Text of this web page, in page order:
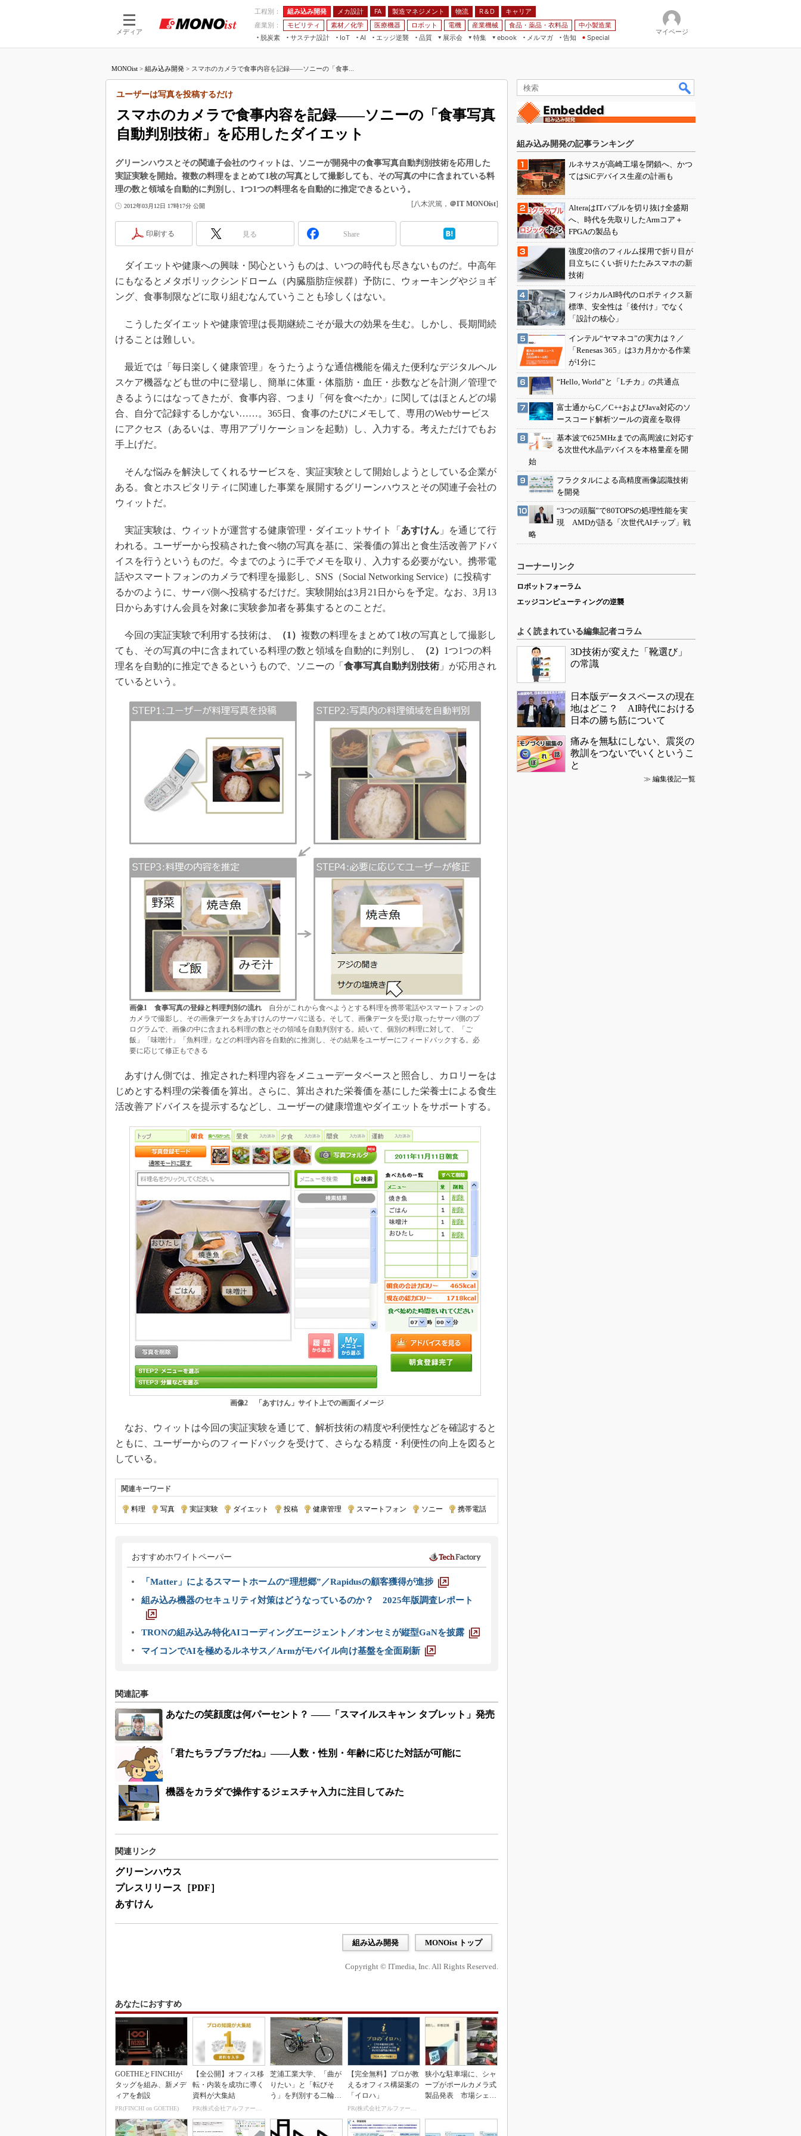
メディア
工程別： 組み込み開発 メカ設計 FA 製造マネジメント 物流 R＆D
キャリア
産業別：
モビリティ 素材／化学 医療機器 ロボット 電機 産業機械 食品・薬品・衣料品
中小製造業
脱炭素
サステナ設計
IoT
つながる工場
AI
AI×設備保全
エッジ逆襲 品質
展示会
JIMTOF
IIFES
国際ロボット展
TECHNO-FRONTIER
人テク展
EdgeTech+
AUTOMOTIVE WORLD
産業オープンネット展
特集
つながるクルマ
FPGA
組み込み画像技術
組み込みモデリング
ISO26262
3Dプリンタ
インダストリー4.0
製造業ビッグデータ
メイドインジャパン
植物工場
知財マネジメント
制御セキュリティ
新型コロナへの対応
ebook
メルマガ
告知 Special
マイページ
MONOist > 組み込み開発 > スマホのカメラで食事内容を記録――ソニーの「食事...
スマホのカメラで食事内容を記録――ソニーの「食事写真
自動判別技術」を応用したダイエット
ユーザーは写真を投稿するだけ
グリーンハウスとその関連子会社のウィットは、ソニーが開発中の食事写真自動判別技術を応用した
実証実験を開始。複数の料理をまとめて1枚の写真として撮影しても、その写真の中に含まれている料
理の数と領域を自動的に判別し、1つ1つの料理名を自動的に推定できるという。
2012年03月12日 17時17分 公開 [八木沢篤， ＠IT MONOist]
印刷する 見る Share
ダイエットや健康への興味・関心というものは、いつの時代も尽きないものだ。中高年
にもなるとメタボリックシンドローム（内臓脂肪症候群）予防に、ウォーキングやジョギ
ング、食事制限などに取り組むなんていうことも珍しくはない。
こうしたダイエットや健康管理は長期継続こそが最大の効果を生む。しかし、長期間続
けることは難しい。
最近では「毎日楽しく健康管理」をうたうような通信機能を備えた便利なデジタルヘル
スケア機器なども世の中に登場し、簡単に体重・体脂肪・血圧・歩数などを計測／管理で
きるようにはなってきたが、食事内容、つまり「何を食べたか」に関してはほとんどの場
合、自分で記録するしかない……。365日、食事のたびにメモして、専用のWebサービス
にアクセス（あるいは、専用アプリケーションを起動）し、入力する。考えただけでもお
手上げだ。
そんな悩みを解決してくれるサービスを、実証実験として開始しようとしている企業が
ある。食とホスピタリティに関連した事業を展開するグリーンハウスとその関連子会社の
ウィットだ。
実証実験は、ウィットが運営する健康管理・ダイエットサイト「 あすけん 」を通じて行
われる。ユーザーから投稿された食べ物の写真を基に、栄養価の算出と食生活改善アドバ
イスを行うというものだ。今までのように手でメモを取り、入力する必要がない。携帯電
話やスマートフォンのカメラで料理を撮影し、SNS（Social Networking Service）に投稿す
るかのように、サーバ側へ投稿するだけだ。実験開始は3月21日からを予定。なお、3月13
日からあすけん会員を対象に実験参加者を募集するとのことだ。
今回の実証実験で利用する技術は、 （1） 複数の料理をまとめて1枚の写真として撮影し
ても、その写真の中に含まれている料理の数と領域を自動的に判別し、
（2） 1つ1つの料
理名を自動的に推定できるというもので、ソニーの「 食事写真自動判別技術 」が応用され
ているという。
画像1 食事写真の登録と料理判別の流れ自分がこれから食べようとする料理を携帯電話やスマートフォンの
カメラで撮影し、その画像データをあすけんのサーバに送る。そして、画像データを受け取ったサーバ側のプ
ログラムで、画像の中に含まれる料理の数とその領域を自動判別する。続いて、個別の料理に対して、「ご
飯」「味噌汁」「魚料理」などの料理内容を自動的に推測し、その結果をユーザーにフィードバックする。必
要に応じて修正もできる
あすけん側では、推定された料理内容をメニューデータベースと照合し、カロリーをは
じめとする料理の栄養価を算出。さらに、算出された栄養価を基にした栄養士による食生
活改善アドバイスを提示するなどし、ユーザーの健康増進やダイエットをサポートする。
画像2 「あすけん」サイト上での画面イメージ
なお、ウィットは今回の実証実験を通じて、解析技術の精度や利便性などを確認すると
ともに、ユーザーからのフィードバックを受けて、さらなる精度・利便性の向上を図ると
している。
関連キーワード
料理 写真 実証実験 ダイエット 投稿 健康管理 スマートフォン ソニー 携帯電話
おすすめホワイトペーパー
「Matter」によるスマートホームの“理想郷”／Rapidusの顧客獲得が進捗
組み込み機器のセキュリティ対策はどうなっているのか？ 2025年版調査レポート
TRONの組み込み特化AIコーディングエージェント／オンセミが縦型GaNを披露
マイコンでAIを極めるルネサス／Armがモバイル向け基盤を全面刷新
関連記事
あなたの笑顔度は何パーセント？ ――「スマイルスキャン タブレット」発売
「君たちラブラブだね」――人数・性別・年齢に応じた対話が可能に
機器をカラダで操作するジェスチャ入力に注目してみた
関連リンク
グリーンハウス
プレスリリース［PDF］
あすけん
組み込み開発 MONOist トップ
Copyright © ITmedia, Inc. All Rights Reserved.
あなたにおすすめ
GOETHEとFINCHIが
タッグを組み、新メデ
ィアを創設
PR(FINCHI on GOETHE)
【全公開】オフィス移
転・内装を成功に導く
資料が大集結
PR(株式会社アルファーテクノ)
芝浦工業大学、「曲が
りたい」と「転びそ
う」を判別する二輪車
【完全無料】プロが教
えるオフィス構築案の
「イロハ」
PR(株式会社アルファーテクノ)
狭小な駐車場に、シャ
ープがポールカメラ式
製品発表 市場シェア
組み込み開発の記事ランキング
ルネサスが高崎工場を閉鎖へ、かつ
てはSiCデバイス生産の計画も
AlteraはITバブルを切り抜け全盛期
へ、時代を先取りしたArmコア＋
FPGAの製品も
強度20倍のフィルム採用で折り目が
目立ちにくい折りたたみスマホの新
技術
フィジカルAI時代のロボティクス新
標準、安全性は「後付け」でなく
「設計の核心」
インテル“ヤマネコ”の実力は？／
「Renesas 365」は3カ月かかる作業
が1分に
“Hello, World”と「Lチカ」の共通点
富士通からC／C++およびJava対応のソ
ースコード解析ツールの資産を取得
基本波で625MHzまでの高周波に対応す
る次世代水晶デバイスを本格量産を開
始
フラクタルによる高精度画像認識技術
を開発
“3つの頭脳”で80TOPSの処理性能を実
現 AMDが語る「次世代AIチップ」戦
略
コーナーリンク
ロボットフォーラム
エッジコンピューティングの逆襲
よく読まれている編集記者コラム
3D技術が変えた「靴選び」
の常識
日本版データスペースの現在
地はどこ？ AI時代における
日本の勝ち筋について
痛みを無駄にしない、震災の
教訓をつないでいくというこ
と
≫ 編集後記一覧